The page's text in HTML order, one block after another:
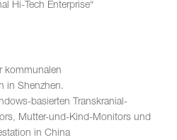
Hi-Tech Enterprise“
kommunalen
in Shenzhen.
basierten Transkranial-
Mutter-und-Kind-Monitors und
in China